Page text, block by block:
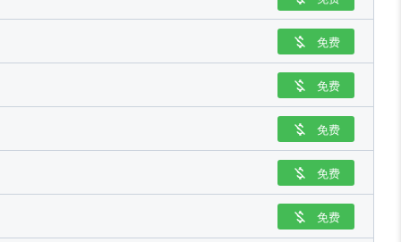
 免费
 免费
 免费
 免费
 免费